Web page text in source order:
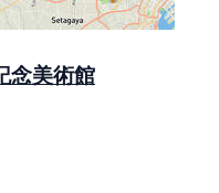
念美術館